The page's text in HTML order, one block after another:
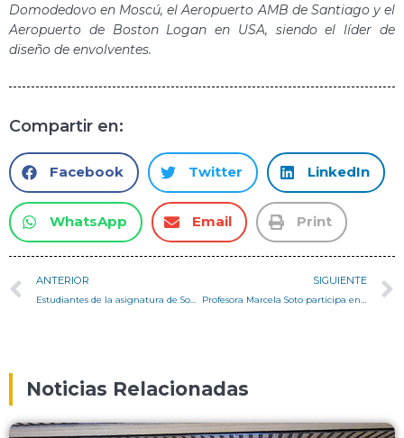
Domodedovo en Moscú, el Aeropuerto AMB de Santiago y el
Aeropuerto de Boston Logan en USA, siendo el líder de
diseño de envolventes.
Compartir en:
Facebook Twitter LinkedIn
WhatsApp Email Print
ANTERIOR SIGUIENTE
Noticias Relacionadas